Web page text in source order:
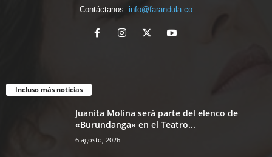
Contáctanos: info@farandula.co
Incluso más noticias
Juanita Molina será parte del elenco de
«Burundanga» en el Teatro...
6 agosto, 2026